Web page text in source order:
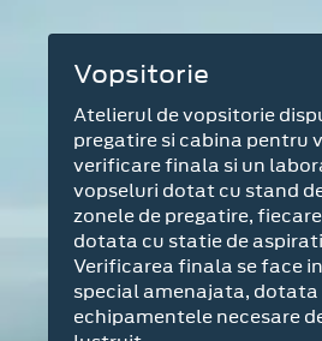
Vopsitorie
Atelierul de vopsitorie
pregatire si cabina pentru
verificare finala si un
vopseluri dotat cu stand
zonele de pregatire,
dotata cu statie de
Verificarea finala se face
special amenajata, dotata
echipamentele necesare